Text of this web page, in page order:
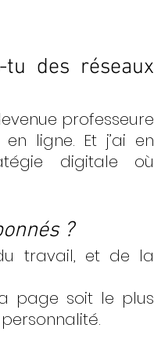
des réseaux
professeure
ligne. Et j’ai en
digitale où
?
travail, et de la
page soit le plus